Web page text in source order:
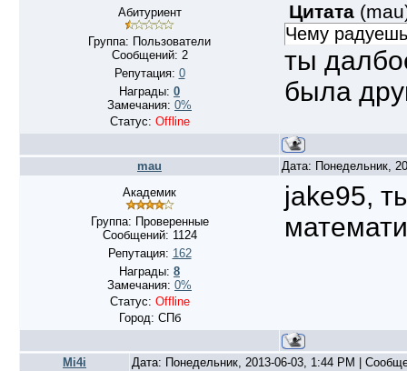
Абитуриент
Группа: Пользователи
Сообщений: 2
Репутация: 0
Награды: 0
Замечания: 0%
Статус: Offline
Цитата (mau
Чему
ты
была
mau
Дата: Понедельник,
Академик
Группа: Проверенные
Сообщений: 1124
Репутация: 162
Награды: 8
Замечания: 0%
Статус: Offline
Город: СПб
jake95,
Mi4i Дата: Понедельник, 2013-06-03, 1:44 PM |